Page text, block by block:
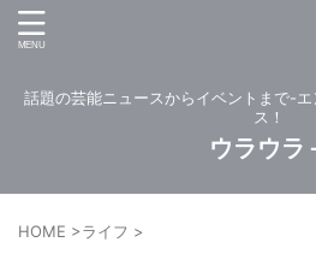
話題の芸能ニュースからイベントまで-
ス！
ウラウラ
HOME >ライフ >